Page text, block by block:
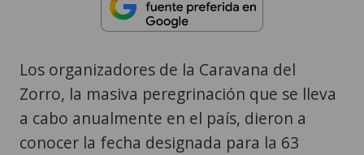
Los organizadores de la Caravana del
Zorro, la masiva peregrinación que se lleva
a cabo anualmente en el país, dieron a
conocer la fecha designada para la 63